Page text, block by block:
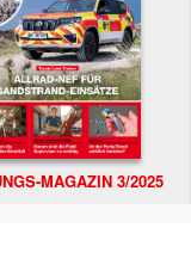
MAGAZIN 3/2025